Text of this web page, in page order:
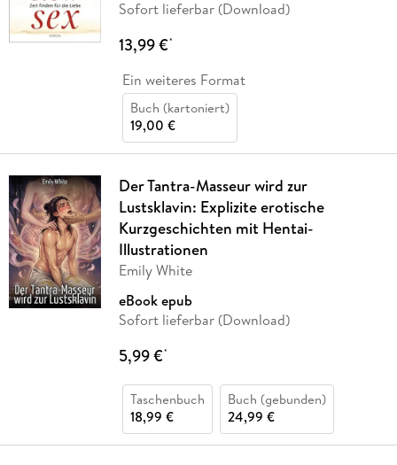
Sofort lieferbar (Download)
13,99 €*
Ein weiteres Format
Buch (kartoniert)
19,00 €
Der Tantra-Masseur wird zur
Lustsklavin: Explizite erotische
Kurzgeschichten mit Hentai-
Illustrationen
Emily White
eBook epub
Sofort lieferbar (Download)
5,99 €*
Taschenbuch
18,99 €
Buch (gebunden)
24,99 €